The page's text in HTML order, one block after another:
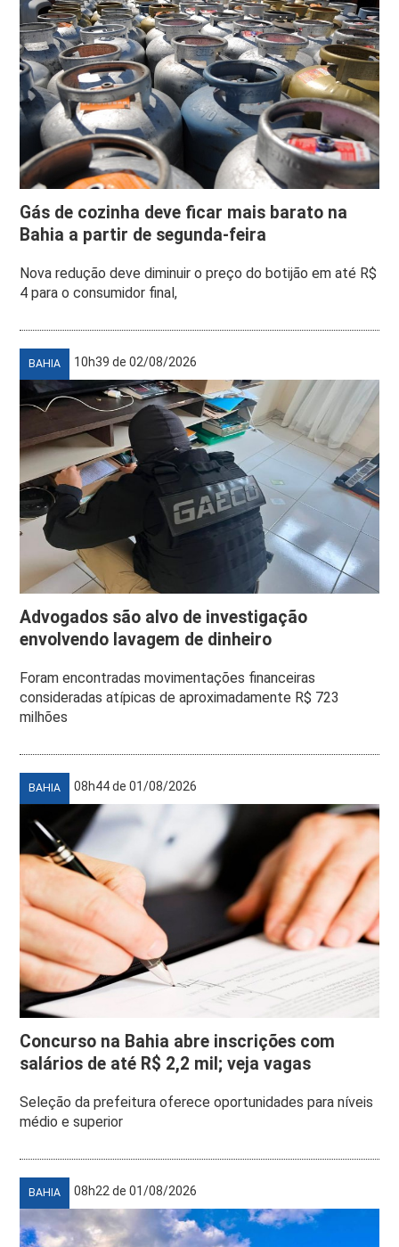
Gás de cozinha deve ficar mais barato na
Bahia a partir de segunda-feira
Nova redução deve diminuir o preço do botijão em até R$
4 para o consumidor final,
BAHIA 10h39 de 02/08/2026
Advogados são alvo de investigação
envolvendo lavagem de dinheiro
Foram encontradas movimentações financeiras
consideradas atípicas de aproximadamente R$ 723
milhões
BAHIA 08h44 de 01/08/2026
Concurso na Bahia abre inscrições com
salários de até R$ 2,2 mil; veja vagas
Seleção da prefeitura oferece oportunidades para níveis
médio e superior
BAHIA 08h22 de 01/08/2026